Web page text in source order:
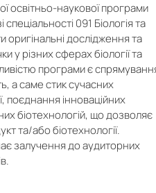
освітньо-наукової програми
спеціальності 091 Біологія та
оригінальні дослідження та
у різних сферах біології та
програми є
а саме стик сучасних
поєднання інноваційних
біотехнологій, що дозволяє
та/або біотехнології.
залучення до аудиторних